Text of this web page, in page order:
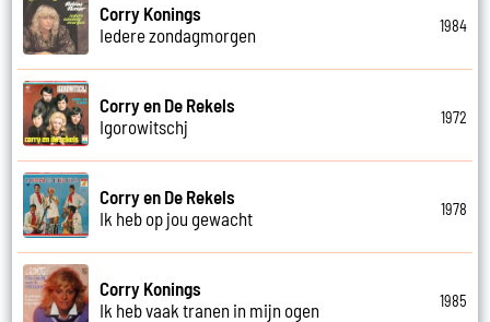
Corry Konings
Iedere zondagmorgen
1984
Corry en De Rekels
Igorowitschj
1972
Corry en De Rekels
Ik heb op jou gewacht
1978
Corry Konings
Ik heb vaak tranen in mijn ogen
1985